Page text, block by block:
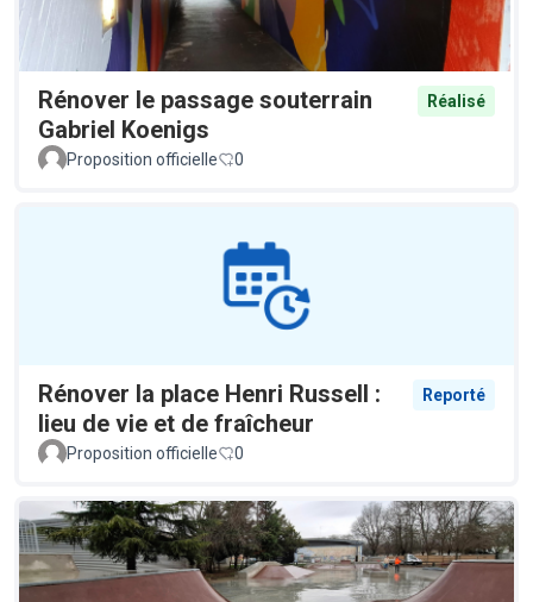
Rénover le passage souterrain
Gabriel Koenigs
Réalisé
Proposition officielle 0
Rénover la place Henri Russell :
lieu de vie et de fraîcheur
Reporté
Proposition officielle 0